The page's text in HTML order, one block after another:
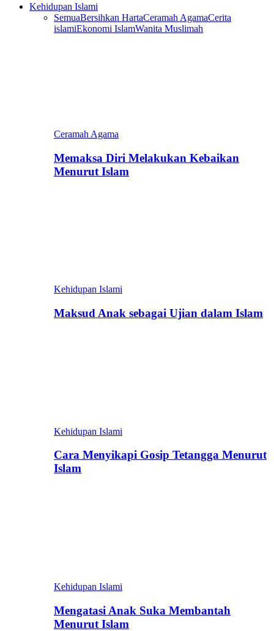
Kehidupan Islami
SemuaBersihkan HartaCeramah AgamaCerita
islamiEkonomi IslamWanita Muslimah
Ceramah Agama
Memaksa Diri Melakukan Kebaikan
Menurut Islam
Kehidupan Islami
Maksud Anak sebagai Ujian dalam Islam
Kehidupan Islami
Cara Menyikapi Gosip Tetangga Menurut
Islam
Kehidupan Islami
Mengatasi Anak Suka Membantah
Menurut Islam